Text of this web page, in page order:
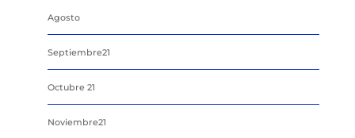
Agosto
Septiembre21
Octubre 21
Noviembre21